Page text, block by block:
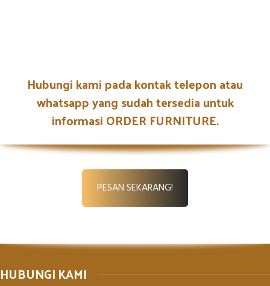
Hubungi kami pada kontak telepon atau
whatsapp yang sudah tersedia untuk
informasi ORDER FURNITURE.
PESAN SEKARANG!
HUBUNGI KAMI